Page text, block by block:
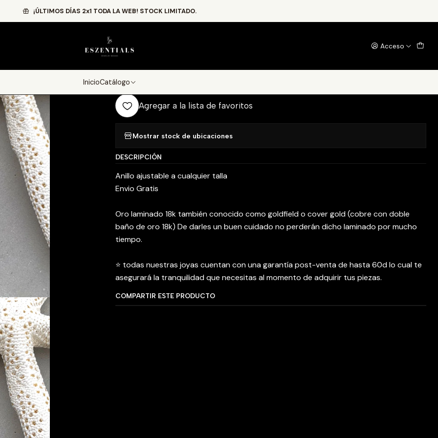
Acceso
InicioCatálogo
¡ÚLTIMOS DÍAS 2x1 TODA LA WEB! STOCK LIMITADO.
Inicio Catálogo Summer Edition Pearl Mermaid
Pearl Mermaid
Cantidad
Agregar a la lista de favoritos
Mostrar stock de ubicaciones
DESCRIPCIÓN
Anillo ajustable a cualquier talla
Envio Gratis
Oro laminado 18k también conocido como goldfield o cover gold (cobre con doble
baño de oro 18k) De darles un buen cuidado no perderán dicho laminado por mucho
tiempo.
⭐️ todas nuestras joyas cuentan con una garantía post-venta de hasta 60d lo cual te
asegurará la tranquilidad que necesitas al momento de adquirir tus piezas.
COMPARTIR ESTE PRODUCTO